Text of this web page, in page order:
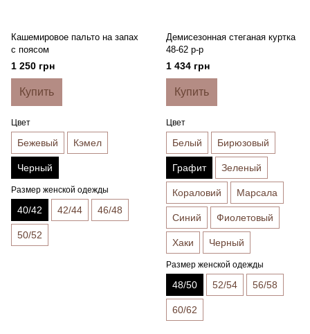
Кашемировое пальто на запах
с поясом
1 250 грн
Купить
Цвет
Бежевый Кэмел
Черный
Размер женской одежды
40/42 42/44 46/48
50/52
Демисезонная стеганая куртка
48-62 р-р
1 434 грн
Купить
Цвет
Белый Бирюзовый
Графит Зеленый
Кораловий Марсала
Синий Фиолетовый
Хаки Черный
Размер женской одежды
48/50 52/54 56/58
60/62